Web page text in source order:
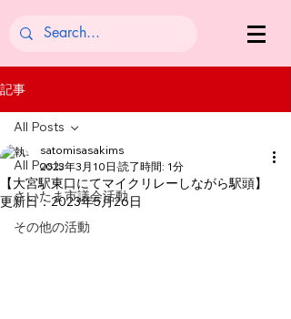
記事
All Posts
さいたま市議会活動
その他の活動
All Posts
【大宮駅東口にてマイクリレーしながら駅頭】
satomisasakims
2023年3月10日 読了時間: 1分
更新日：2023年5月26日